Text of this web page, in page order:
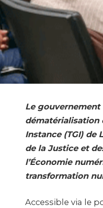
Le
dématérialisation
Instance (TGI) de
de la Justice et
l’Économie
transformation
Accessible via le